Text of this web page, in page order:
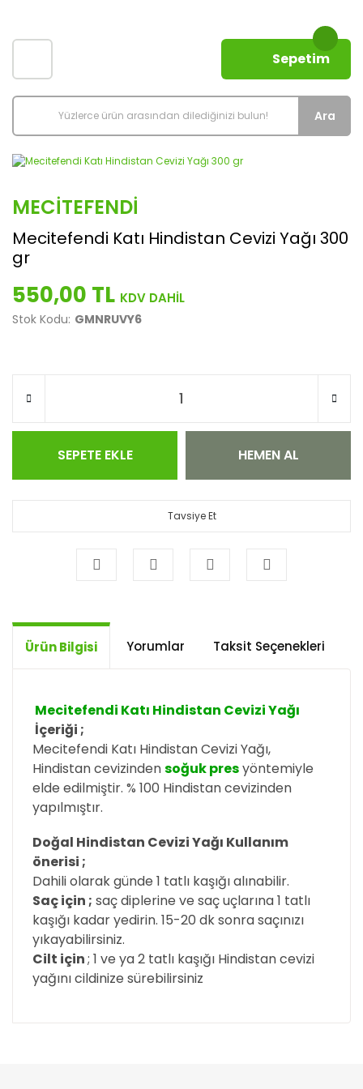
Ara
Sepetim
MECITEFENDI
Mecitefendi Katı Hindistan Cevizi Yağı 300
gr
550,00 TL
Stok Kodu: GMNRUVY6
SEPETE EKLE HEMEN AL
Tavsiye Et
Ürün Bilgisi Yorumlar Taksit Seçenekleri
Mecitefendi Katı Hindistan Cevizi Yağı
İçeriği ;
Mecitefendi Katı Hindistan Cevizi Yağı,
Hindistan cevizindensoğuk presyöntemiyle
elde edilmiştir. % 100 Hindistan cevizinden
yapılmıştır.
Doğal Hindistan Cevizi Yağı Kullanım
önerisi ;
Dahili olarak günde 1 tatlı kaşığı alınabilir.
Saç için ; saç diplerine ve saç uçlarına 1 tatlı
kaşığı kadar yedirin. 15-20 dk sonra saçınızı
yıkayabilirsiniz.
Cilt için; 1 ve ya 2 tatlı kaşığı Hindistan cevizi
yağını cildinize sürebilirsiniz
Bu ürünün fiyat bilgisi, resim, ürün açıklamalarında